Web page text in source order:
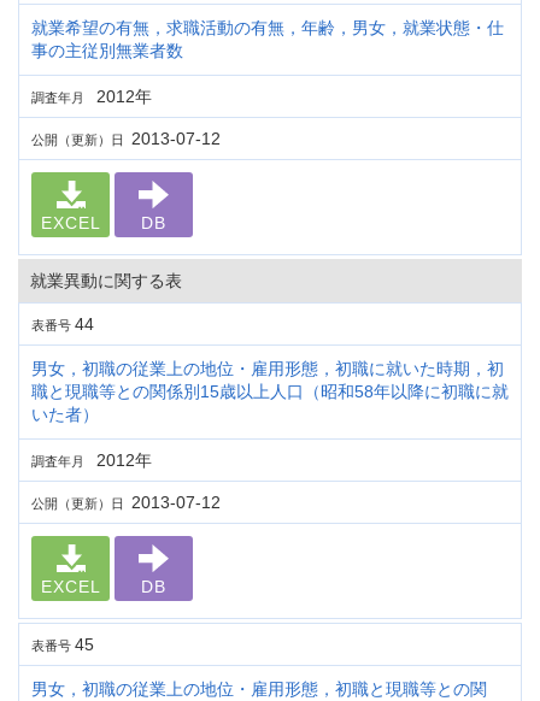
就業希望の有無，求職活動の有無，年齢，男女，就業状態・仕
事の主従別無業者数
調査年月 2012年
公開（更新）日 2013-07-12
EXCEL DB
就業異動に関する表
表番号 44
男女，初職の従業上の地位・雇用形態，初職に就いた時期，初
職と現職等との関係別15歳以上人口（昭和58年以降に初職に就
いた者）
調査年月 2012年
公開（更新）日 2013-07-12
EXCEL DB
表番号 45
男女，初職の従業上の地位・雇用形態，初職と現職等との関